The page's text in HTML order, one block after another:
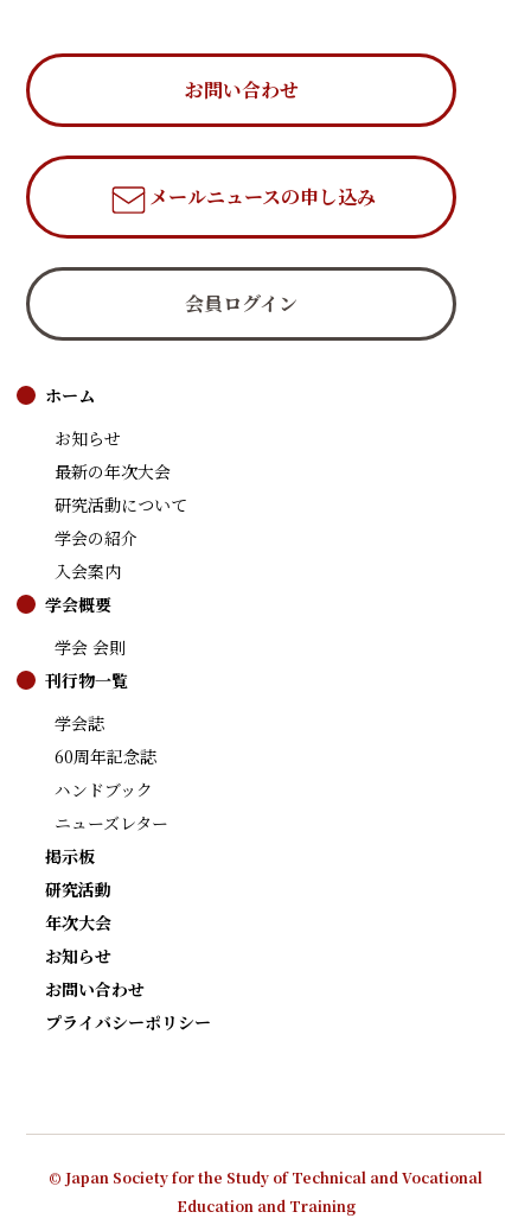
お問い合わせ
メールニュースの申し込み
会員ログイン
ホーム
お知らせ
最新の年次大会
研究活動について
学会の紹介
入会案内
学会概要
学会 会則
刊行物一覧
学会誌
60周年記念誌
ハンドブック
ニューズレター
掲示板
研究活動
年次大会
お知らせ
お問い合わせ
プライバシーポリシー
© Japan Society for the Study of Technical and Vocational
Education and Training